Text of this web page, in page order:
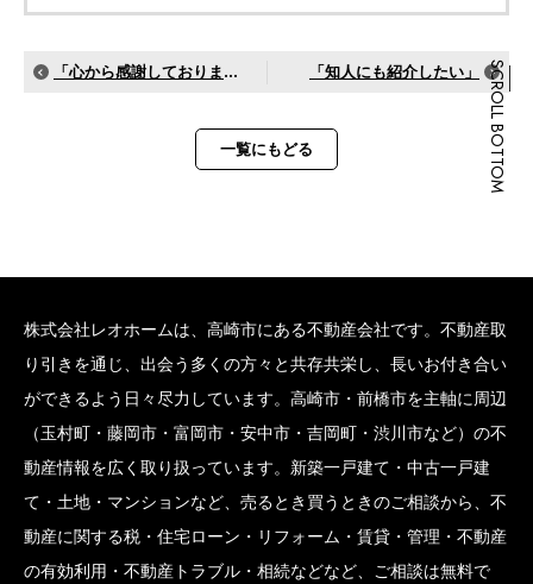
「心から感謝しております」 「知人にも紹介したい」
一覧にもどる
株式会社レオホームは、高崎市にある不動産会社です。不動産取
り引きを通じ、出会う多くの方々と共存共栄し、長いお付き合い
ができるよう日々尽力しています。高崎市・前橋市を主軸に周辺
（玉村町・藤岡市・富岡市・安中市・吉岡町・渋川市など）の不
動産情報を広く取り扱っています。新築一戸建て・中古一戸建
て・土地・マンションなど、売るとき買うときのご相談から、不
動産に関する税・住宅ローン・リフォーム・賃貸・管理・不動産
の有効利用・不動産トラブル・相続などなど、ご相談は無料で
SCROLL BOTTOM